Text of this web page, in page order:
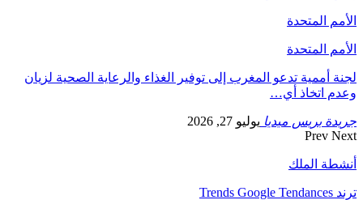
الأمم المتحدة
الأمم المتحدة
لجنة أممية تدعو المغرب إلى توفير الغذاء والرعاية الصحية لزيان
وعدم اتخاذ أي…
جريدة بريس ميديا يوليو 27, 2026
Prev Next
أنشطة الملك
ترند Trends Google Tendances